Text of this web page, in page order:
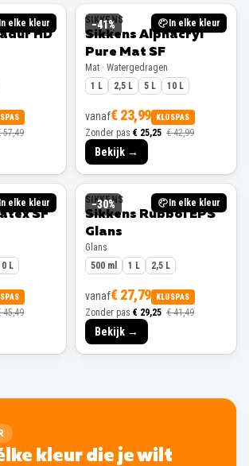
In elke kleur
HD
57,49
−41% In elke kleur
SIKKENS
Sikkens Alphacryl
Pure Mat SF
Mat · Watergedragen
1 L
2,5 L 5 L 10 L
vanaf€ 23,99 KLUSPAS
Zonder pas € 25,25 € 42,99
Bekijk →
In elke kleur
SF
L
45,49
−30% In elke kleur
SIKKENS
Sikkens Rubbol EPS
Glans
Glans
500 ml
1 L 2,5 L
vanaf€ 27,79 KLUSPAS
Zonder pas € 29,25 € 41,49
Bekijk →
kleur die je wilt